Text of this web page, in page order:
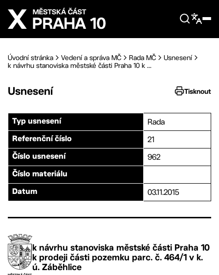
Přejít na hlavní obsah
Úvodní stránka Vedení a správa MČ Rada MČ
Usnesení
k návrhu stanoviska městské části Praha 10 k ...
Usnesení Tisknout
Typ usnesení Rada
Referenční číslo 21
Číslo usnesení 962
Číslo materiálu
Datum 03.11.2015
k návrhu stanoviska městské části Praha 10
k prodeji části pozemku parc. č. 464/1 v k.
ú. Záběhlice